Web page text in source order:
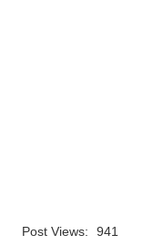
Post Views: 941